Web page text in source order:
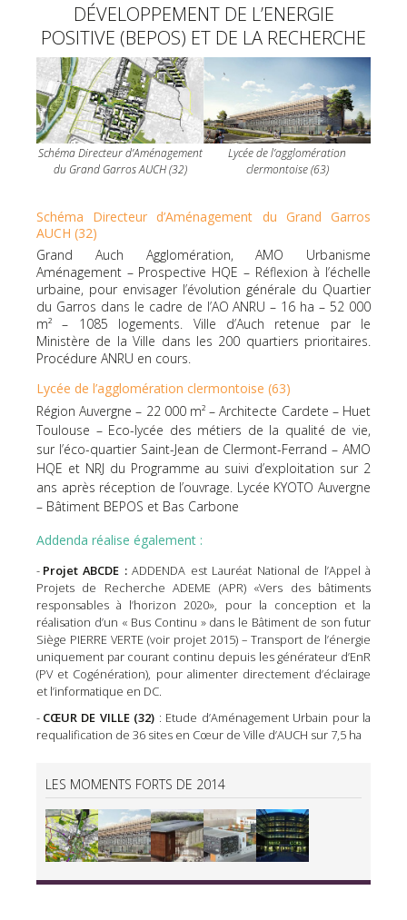
DÉVELOPPEMENT DE L’ENERGIE
POSITIVE (BEPOS) ET DE LA RECHERCHE
Schéma Directeur d’Aménagement
du Grand Garros AUCH (32)
Lycée de l’agglomération
clermontoise (63)
Schéma Directeur d’Aménagement du Grand Garros
AUCH (32)
Grand Auch Agglomération, AMO Urbanisme
Aménagement – Prospective HQE – Réflexion à l’échelle
urbaine, pour envisager l’évolution générale du Quartier
du Garros dans le cadre de l’AO ANRU – 16 ha – 52 000
m² – 1085 logements. Ville d’Auch retenue par le
Ministère de la Ville dans les 200 quartiers prioritaires.
Procédure ANRU en cours.
Lycée de l’agglomération clermontoise (63)
Région Auvergne – 22 000 m² – Architecte Cardete – Huet
Toulouse – Eco-lycée des métiers de la qualité de vie,
sur l’éco-quartier Saint-Jean de Clermont-Ferrand – AMO
HQE et NRJ du Programme au suivi d’exploitation sur 2
ans après réception de l’ouvrage. Lycée KYOTO Auvergne
– Bâtiment BEPOS et Bas Carbone
Addenda réalise également :
Projet ABCDE :ADDENDA est Lauréat National de l’Appel à
Projets de Recherche ADEME (APR) «Vers des bâtiments
responsables à l’horizon 2020», pour la conception et la
réalisation d’un « Bus Continu » dans le Bâtiment de son futur
Siège PIERRE VERTE (voir projet 2015) – Transport de l’énergie
uniquement par courant continu depuis les générateur d’EnR
(PV et Cogénération), pour alimenter directement d’éclairage
et l’informatique en DC.
CŒUR DE VILLE (32) : Etude d’Aménagement Urbain pour la
requalification de 36 sites en Cœur de Ville d’AUCH sur 7,5 ha
LES MOMENTS FORTS DE 2014